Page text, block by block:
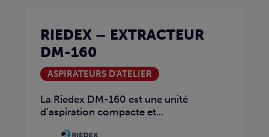
RIEDEX – EXTRACTEUR
DM-160
ASPIRATEURS D'ATELIER
La Riedex DM-160 est une unité
d’aspiration compacte et...